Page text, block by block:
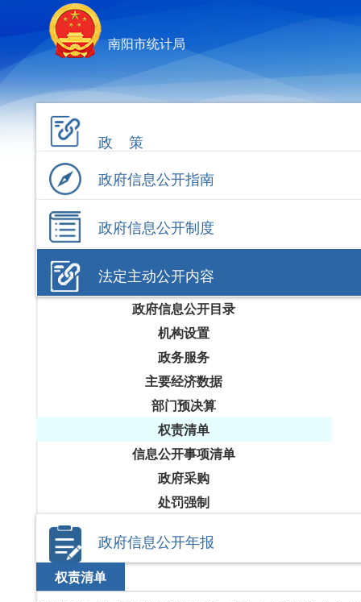
南阳市统计局
政 策
政府信息公开指南
政府信息公开制度
法定主动公开内容
政府信息公开目录
机构设置
政务服务
主要经济数据
部门预决算
权责清单
信息公开事项清单
政府采购
处罚强制
政府信息公开年报
权责清单